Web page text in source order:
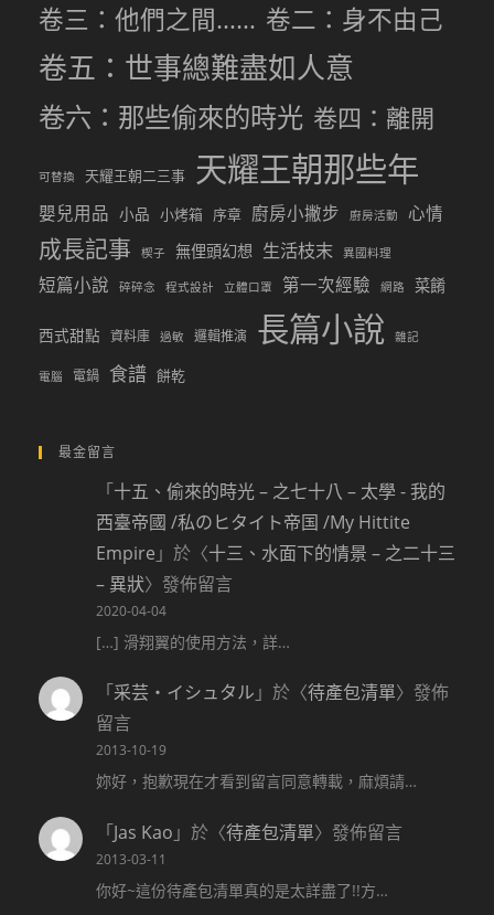
卷三：他們之間…… 卷二：身不由己
卷五：世事總難盡如人意
卷六：那些偷來的時光 卷四：離開
可替換 天耀王朝二三事 天耀王朝那些年
嬰兒用品 小品 小烤箱 序章 廚房小撇步 廚房活動 心情
成長記事 楔子 無俚頭幻想 生活枝末 異國料理
短篇小說 碎碎念 程式設計 立體口罩 第一次經驗 網路 菜餚
西式甜點 資料庫 過敏 邏輯推演 長篇小說 雜記
電腦 電鍋 食譜 餅乾
最金留言
「十五、偷來的時光 – 之七十八 – 太學 - 我的
西臺帝國 /私のヒタイト帝国 /My Hittite
Empire 」於〈十三、水面下的情景 – 之二十三
– 異狀〉發佈留言
2020-04-04
[…] 滑翔翼的使用方法，詳…
「采芸‧イシュタル 」於〈待產包清單〉發佈
留言
2013-10-19
妳好，抱歉現在才看到留言同意轉載，麻煩請…
「Jas Kao 」於〈待產包清單〉發佈留言
2013-03-11
你好~這份待產包清單真的是太詳盡了!!方…